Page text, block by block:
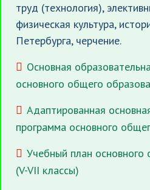
труд (технология),
физическая культура,
Петербурга, черчение.
Основная
основного общего
Адаптированная
программа основного
Учебный план основного
(V-VII классы)